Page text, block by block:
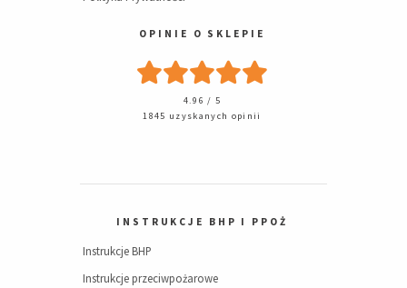
OPINIE O SKLEPIE
4.96 / 5
1845 uzyskanych opinii
INSTRUKCJE BHP I PPOŻ
Instrukcje BHP
Instrukcje przeciwpożarowe